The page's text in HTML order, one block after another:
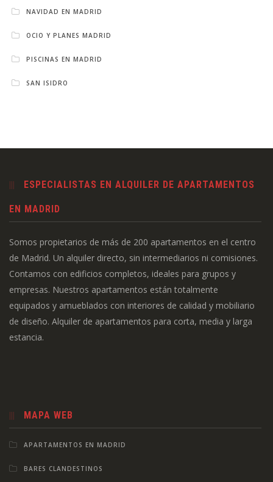
NAVIDAD EN MADRID
OCIO Y PLANES MADRID
PISCINAS EN MADRID
SAN ISIDRO
ESPECIALISTAS EN ALQUILER DE APARTAMENTOS
EN MADRID
Somos propietarios de más de 200 apartamentos en el centro
de Madrid. Un alquiler directo, sin intermediarios ni comisiones.
Contamos con edificios completos, ideales para grupos y
empresas. Nuestros apartamentos están totalmente
equipados y amueblados con interiores de calidad y mobiliario
de diseño. Alquiler de apartamentos para corta, media y larga
estancia.
MAPA WEB
APARTAMENTOS EN MADRID
BARES CLANDESTINOS